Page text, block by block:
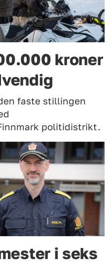
kroner
faste stillingen
politidistrikt.
i seks